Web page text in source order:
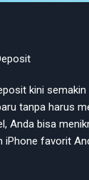
kini
tanpa harus
Anda bisa
iPhone favorit